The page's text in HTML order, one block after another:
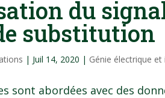
du
substitution
| Juil 14, 2020 | Génie électrique
sont abordées avec des